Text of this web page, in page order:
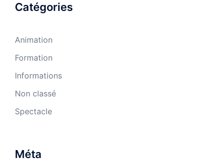
Catégories
Animation
Formation
Informations
Non classé
Spectacle
Méta